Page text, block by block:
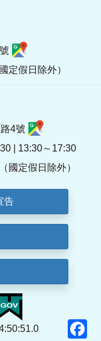
定假日除外）
4號
| 13:30～17:30
國定假日除外）
告